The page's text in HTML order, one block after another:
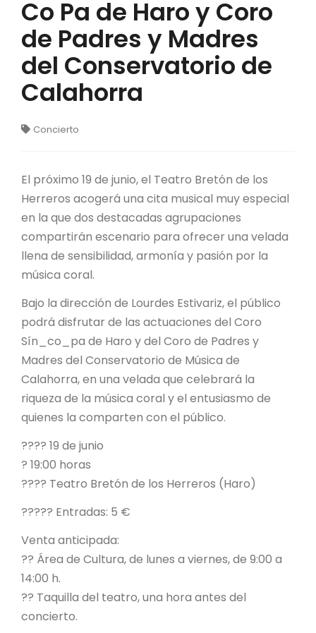
Co Pa de Haro y Coro
de Padres y Madres
del Conservatorio de
Calahorra
Concierto
El próximo 19 de junio, el Teatro Bretón de los
Herreros acogerá una cita musical muy especial
en la que dos destacadas agrupaciones
compartirán escenario para ofrecer una velada
llena de sensibilidad, armonía y pasión por la
música coral.
Bajo la dirección de Lourdes Estivariz, el público
podrá disfrutar de las actuaciones del Coro
Sín_co_pa de Haro y del Coro de Padres y
Madres del Conservatorio de Música de
Calahorra, en una velada que celebrará la
riqueza de la música coral y el entusiasmo de
quienes la comparten con el público.
???? 19 de junio
? 19:00 horas
???? Teatro Bretón de los Herreros (Haro)
????? Entradas: 5 €
Venta anticipada:
?? Área de Cultura, de lunes a viernes, de 9:00 a
14:00 h.
?? Taquilla del teatro, una hora antes del
concierto.